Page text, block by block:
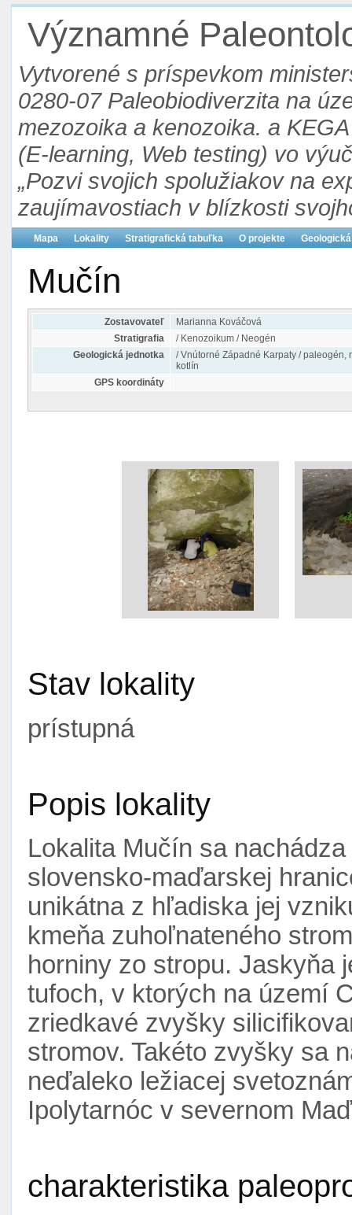
Významné
Vytvorené s príspevkom
0280-07 Paleobiodiverzita na
mezozoika a kenozoika. a
(E-learning, Web testing) vo
„Pozvi svojich spolužiakov na
zaujímavostiach v blízkosti
Mapa Lokality Stratigrafická tabuľka O projekte
Mučín
Zostavovateľ
Marianna Kováčová
Stratigrafia
/ Kenozoikum / Neogén
Geologická jednotka
/ Vnútorné Západné Karpaty / paleogén,
kotlín
GPS koordináty
Stav lokality
prístupná
Popis lokality
Lokalita Mučín sa
slovensko-maďarskej
unikátna z hľadiska jej
kmeňa zuhoľnateného
horniny zo stropu. Jaskyňa
tufoch, v ktorých na území
zriedkavé zvyšky
stromov. Takéto zvyšky sa
neďaleko ležiacej
Ipolytarnóc v severnom
charakteristika